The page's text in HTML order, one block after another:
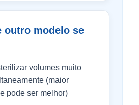
outro modelo se
volumes muito
(maior
pode ser melhor)